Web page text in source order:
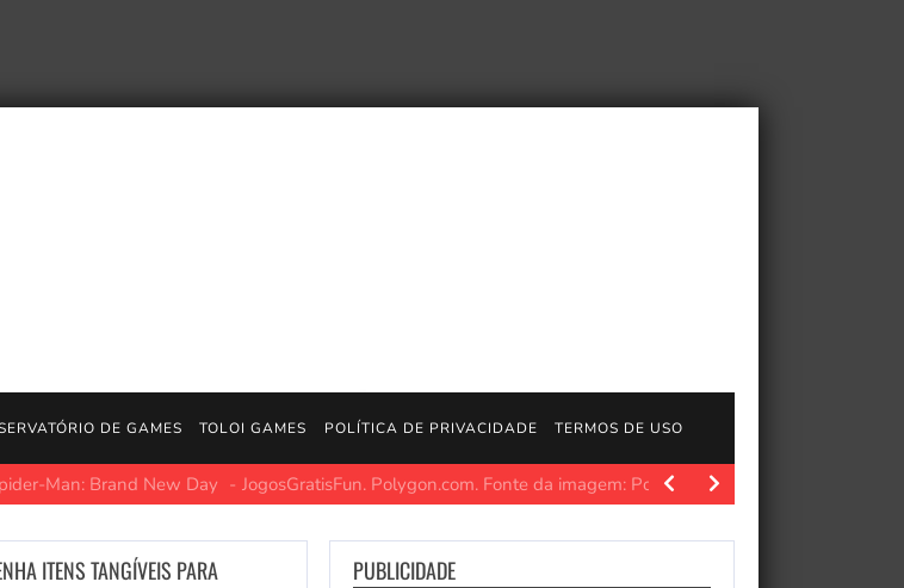
DE GAMES TOLOI GAMES POLÍTICA DE PRIVACIDADE TERMOS DE USO
80 de GTA 6: será um negócio incrível JogosGratisFun. PCGamer latest. Fonte da imagem: Pcgamer Após
ITENS TANGÍVEIS PARA PUBLICIDADE